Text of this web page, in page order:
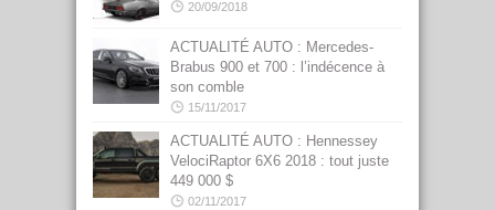
20/09/2018
ACTUALITÉ AUTO : Mercedes-
Brabus 900 et 700 : l’indécence à
son comble
15/11/2017
ACTUALITÉ AUTO : Hennessey
VelociRaptor 6X6 2018 : tout juste
449 000 $
02/11/2017